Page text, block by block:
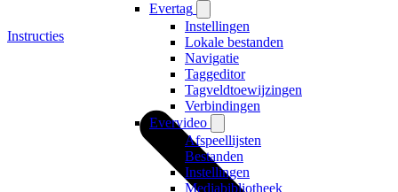
Evertag
Instellingen
Lokale bestanden
Navigatie
Taggeditor
Tagveldtoewijzingen
Verbindingen
Evervideo
Afspeellijsten
Bestanden
Instellingen
Mediabibliotheek
Instructies